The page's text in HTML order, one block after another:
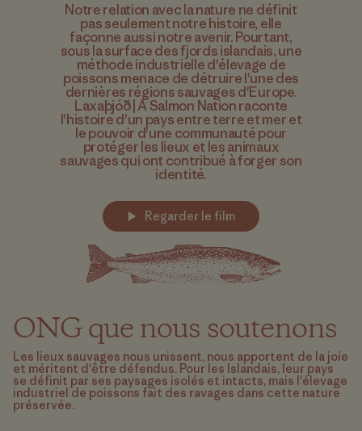
Notre relation avec la nature ne définit
pas seulement notre histoire, elle
façonne aussi notre avenir. Pourtant,
sous la surface des fjords islandais, une
méthode industrielle d'élevage de
poissons menace de détruire l'une des
dernières régions sauvages d'Europe.
Laxaþjóð | A Salmon Nation raconte
l'histoire d'un pays entre terre et mer et
le pouvoir d'une communauté pour
protéger les lieux et les animaux
sauvages qui ont contribué à forger son
identité.
Regarder le film
ONG que nous soutenons
Les lieux sauvages nous unissent, nous apportent de la joie
et méritent d'être défendus. Pour les Islandais, leur pays
se définit par ses paysages isolés et intacts, mais l'élevage
industriel de poissons fait des ravages dans cette nature
préservée.